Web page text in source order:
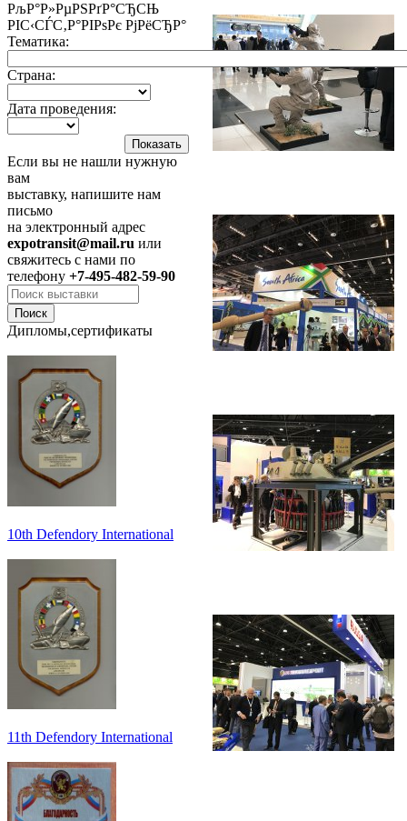
РљР°Р»РµРЅРґР°СЂСЊ
РІС‹СЃС‚Р°РІРѕРє РјРёСЂР°
Тематика:
Страна:
Дата проведения:
Если вы не нашли нужную
вам
выставку, напишите нам
письмо
на электронный адрес
expotransit@mail.ru или
свяжитесь с нами по
телефону +7-495-482-59-90
Дипломы,сертификаты
10th Defendory International
11th Defendory International